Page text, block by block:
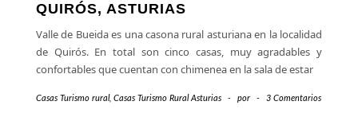
QUIRÓS, ASTURIAS
Valle de Bueida es una casona rural asturiana en la localidad
de Quirós. En total son cinco casas, muy agradables y
confortables que cuentan con chimenea en la sala de estar
Casas Turismo rural, Casas Turismo Rural Asturias - por - 3 Comentarios